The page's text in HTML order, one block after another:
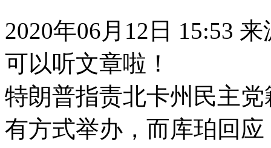
2020年06月12日 15:53
可以听文章啦！
特朗普指责北卡州民主
有方式举办，而库珀回